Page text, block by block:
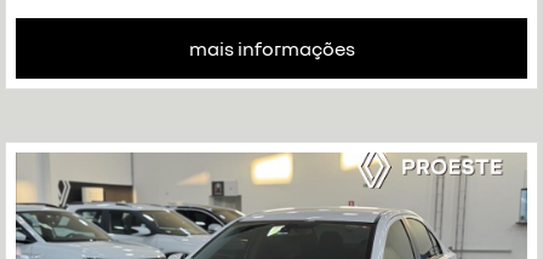
mais informações